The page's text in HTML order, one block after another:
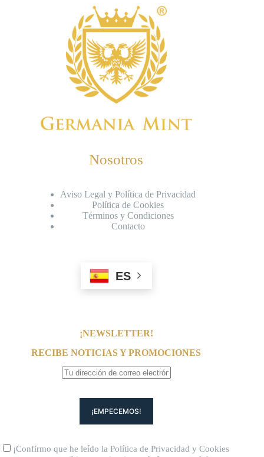
Nosotros
Aviso Legal y Política de Privacidad
Política de Cookies
Términos y Condiciones
Contacto
ES
¡NEWSLETTER!
RECIBE NOTICIAS Y PROMOCIONES
¡Confirmo que he leído laPolítica de Privacidad yCookies